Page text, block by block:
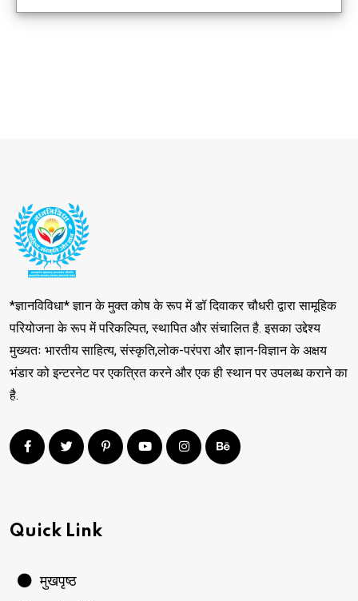
*ज्ञानविविधा* ज्ञान के मुक्त कोष के रूप में डॉ दिवाकर चौधरी द्वारा सामूहिक
परियोजना के रूप में परिकल्पित, स्थापित और संचालित है. इसका उद्देश्य
मुख्यतः भारतीय साहित्य, संस्कृति,लोक-परंपरा और ज्ञान-विज्ञान के अक्षय
भंडार को इन्टरनेट पर एकत्रित करने और एक ही स्थान पर उपलब्ध कराने का
है.
Quick Link
मुखपृष्ठ